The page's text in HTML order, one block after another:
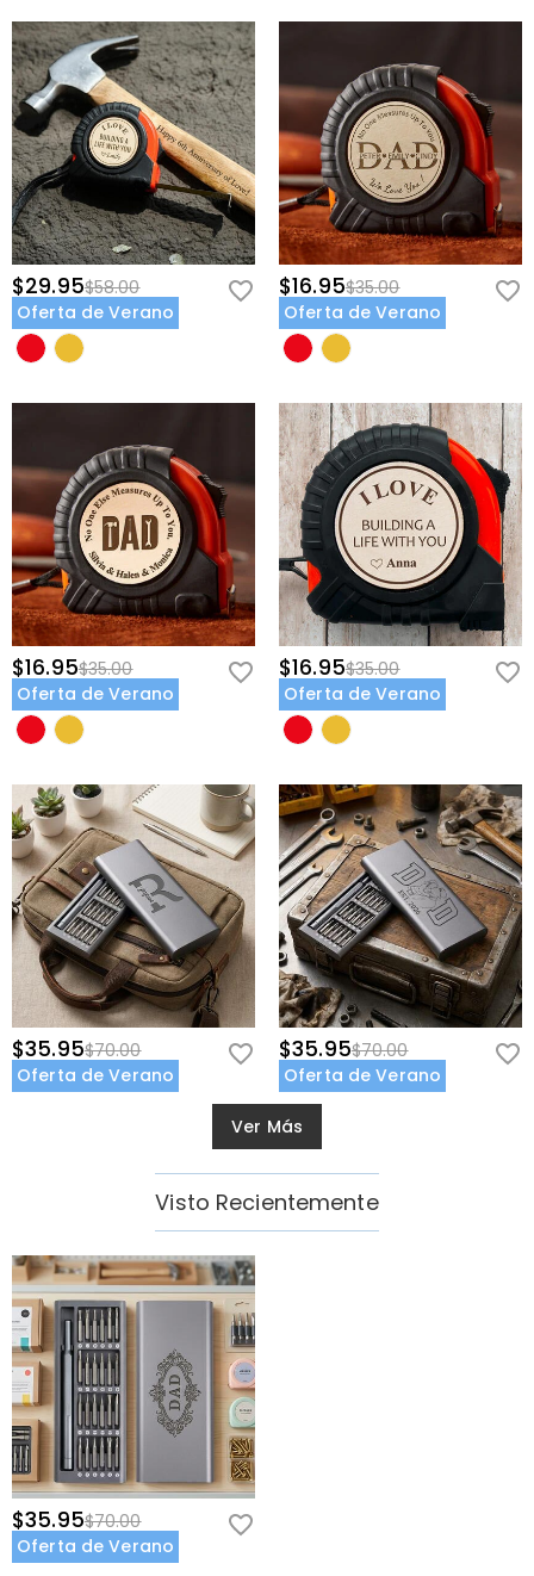
$29.95$58.00
Oferta de Verano
$16.95$35.00
Oferta de Verano
$16.95$35.00
Oferta de Verano
$16.95$35.00
Oferta de Verano
$35.95$70.00
Oferta de Verano
$35.95$70.00
Oferta de Verano
Ver Más
Visto Recientemente
$35.95$70.00
Oferta de Verano